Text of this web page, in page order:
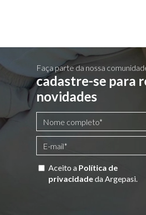
Faça parte da nossa
cadastre-se para
novidades
Aceito a Política de
privacidadeda Argepasi.